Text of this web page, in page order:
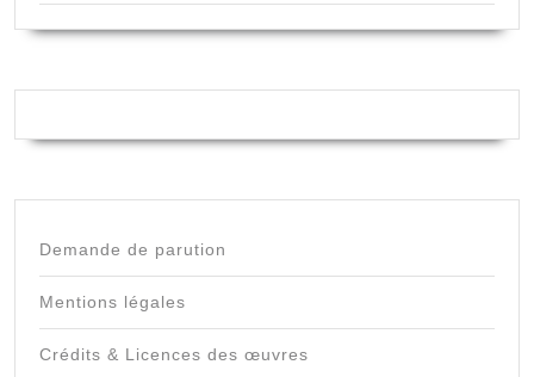
Demande de parution
Mentions légales
Crédits & Licences des œuvres